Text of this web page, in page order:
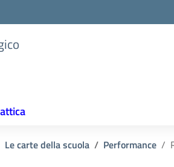
Le carte della scuola Performance